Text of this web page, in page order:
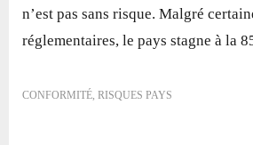
n’est pas sans risque. Malgré
réglementaires, le pays stagne à la
CONFORMITÉ, RISQUES PAYS